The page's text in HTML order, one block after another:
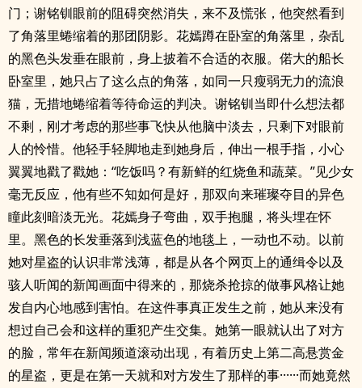
门；谢铭钏眼前的阻碍突然消失，来不及慌张，他突然看到
了角落里蜷缩着的那团阴影。花嫣蹲在卧室的角落里，杂乱
的黑色头发垂在眼前，身上披着不合适的衣服。偌大的船长
卧室里，她只占了这么点的角落，如同一只瘦弱无力的流浪
猫，无措地蜷缩着等待命运的判决。谢铭钏当即什么想法都
不剩，刚才考虑的那些事飞快从他脑中淡去，只剩下对眼前
人的怜惜。他轻手轻脚地走到她身后，伸出一根手指，小心
翼翼地戳了戳她：“吃饭吗？有新鲜的红烧鱼和蔬菜。”见少女
毫无反应，他有些不知如何是好，那双向来璀璨夺目的异色
瞳此刻暗淡无光。花嫣身子弯曲，双手抱腿，将头埋在怀
里。黑色的长发垂落到浅蓝色的地毯上，一动也不动。以前
她对星盗的认识非常浅薄，都是从各个网页上的通缉令以及
骇人听闻的新闻画面中得来的，那烧杀抢掠的做事风格让她
发自内心地感到害怕。在这件事真正发生之前，她从来没有
想过自己会和这样的重犯产生交集。她第一眼就认出了对方
的脸，常年在新闻频道滚动出现，有着历史上第二高悬赏金
的星盗，更是在第一天就和对方发生了那样的事······而她竟然